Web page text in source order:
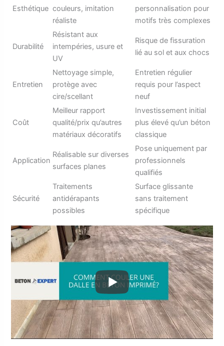
Esthétique couleurs, imitation
réaliste
personnalisation pour
motifs très complexes
Durabilité
Résistant aux
intempéries, usure et
UV
Risque de fissuration
lié au sol et aux chocs
Entretien
Nettoyage simple,
protège avec
cire/scellant
Entretien régulier
requis pour l’aspect
neuf
Coût
Meilleur rapport
qualité/prix qu’autres
matériaux décoratifs
Investissement initial
plus élevé qu’un béton
classique
Application
Réalisable sur diverses
surfaces planes
Pose uniquement par
professionnels
qualifiés
Sécurité
Traitements
antidérapants
possibles
Surface glissante
sans traitement
spécifique